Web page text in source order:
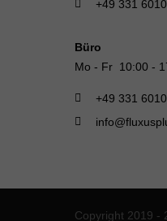
+49 331
Büro
Mo - Fr 10:00 -
+49 331
Copyright 2019 -